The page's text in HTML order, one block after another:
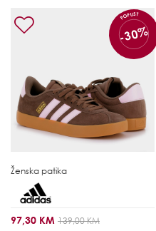
POPUST
-30%
Ženska patika
97,30 KM 139,00 KM